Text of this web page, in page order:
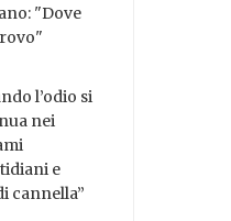
"Dove
l’odio si
nei
e
cannella”